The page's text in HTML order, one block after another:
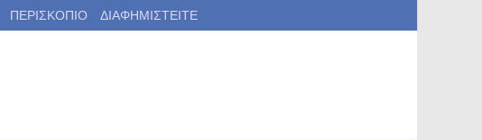
ΠΕΡΙΣΚΟΠΙΟ ΔΙΑΦΗΜΙΣΤΕΙΤΕ